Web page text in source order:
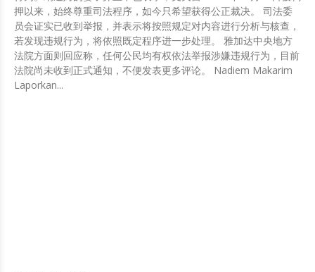
押以来，始终尊重司法程序，如今只希望获得公正裁决。 司法委
员会证实已收到举报，并表示将按照规定对内容进行分析与核查，
若发现违规行为，将依照既定程序进一步处理。 雅加达中央地方
法院方面则回应称，任何公民均有权依法举报涉嫌违规行为，目前
法院尚未收到正式通知，不便发表更多评论。 Nadiem Makarim
Laporkan...